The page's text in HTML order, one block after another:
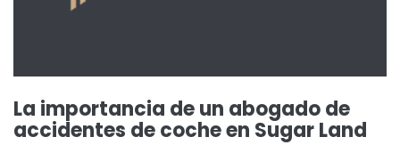
La importancia de un abogado de
accidentes de coche en Sugar Land